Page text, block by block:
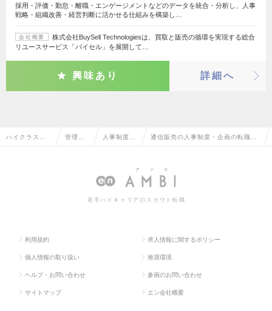
採用・評価・勤怠・離職・エンゲージメントなどのデータを統合・分析し、人事
戦略・組織改善・経営判断に活かせる仕組みを構築し…
会社概要
株式会社BuySell Technologiesは、買取と販売の循環を実現する総合
リユースサービス「バイセル」を展開して…
興味あり 詳細へ
ハイクラス求 管理部 人事制度・ 通信販売の人事制度・企画の転職・
若手ハイキャリアのスカウト転職
利用規約 求人情報に関するポリシー
個人情報の取り扱い 推奨環境
ヘルプ・お問い合わせ 参画のお問い合わせ
サイトマップ エン会社概要